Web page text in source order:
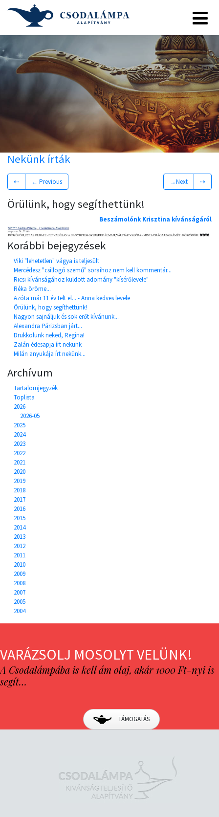
Nekünk írták
⇠ ← Previous →Next ⇢
Örülünk, hogy segíthettünk!
Beszámolónk Krisztina kívánságáról
Korábbi bejegyzések
Viki "lehetetlen" vágya is teljesült
Mercédesz "csillogó szemű" soraihoz nem kell kommentár...
Ricsi kívánságához küldött adomány "kísérőlevele"
Réka öröme...
Azóta már 11 év telt el... - Anna kedves levele
Örülünk, hogy segíthettünk!
Nagyon sajnáljuk és sok erőt kívánunk...
Alexandra Párizsban járt...
Drukkolunk neked, Regina!
Zalán édesapja írt nekünk
Milán anyukája írt nekünk...
Archívum
Tartalomjegyzék
Toplista
2026
2026-05
2025
2024
2023
2022
2021
2020
2019
2018
2017
2016
2015
2014
2013
2012
2011
2010
2009
2008
2007
2005
2004
VARÁZSOLJ MOSOLYT VELÜNK!
A Csodalámpába is kell ám olaj, akár 1000 Ft-nyi is
segít…
TÁMOGATÁS